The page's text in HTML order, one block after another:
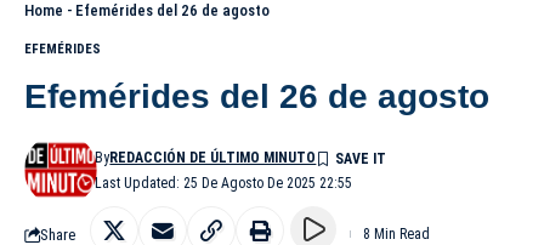
Home - Efemérides del 26 de agosto
EFEMÉRIDES
Efemérides del 26 de agosto
Last Updated: 25 De Agosto De 2025 22:55
ByREDACCIÓN DE ÚLTIMO MINUTO
Share 8 Min Read